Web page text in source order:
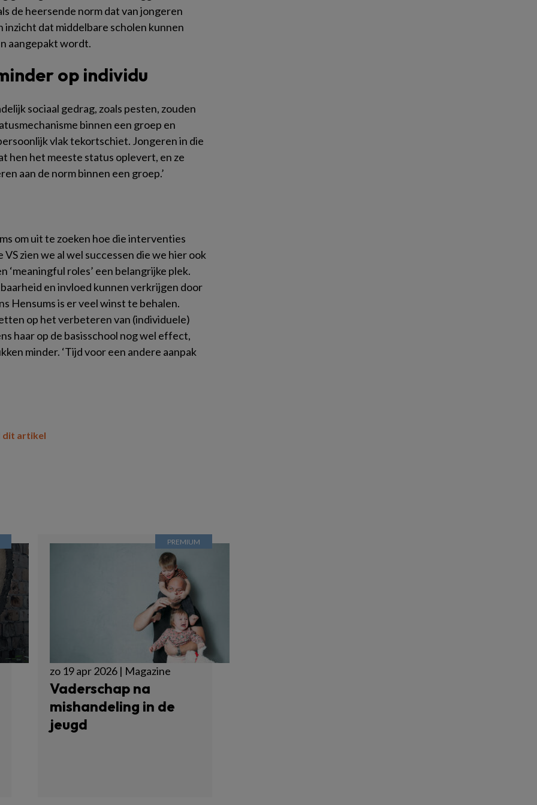
de heersende norm dat van jongeren
inzicht dat middelbare scholen kunnen
aangepakt wordt.
op individu
sociaal gedrag, zoals pesten, zouden
binnen een groep en
vlak tekortschiet. Jongeren in die
hen het meeste status oplevert, en ze
aan de norm binnen een groep.’
om uit te zoeken hoe die interventies
zien we al wel successen die we hier ook
roles’ een belangrijke plek.
en invloed kunnen verkrijgen door
Hensums is er veel winst te behalen.
op het verbeteren van (individuele)
haar op de basisschool nog wel effect,
minder. ‘Tijd voor een andere aanpak
dit artikel
zo 19 apr 2026 | Magazine
Vaderschap na
mishandeling in de
jeugd